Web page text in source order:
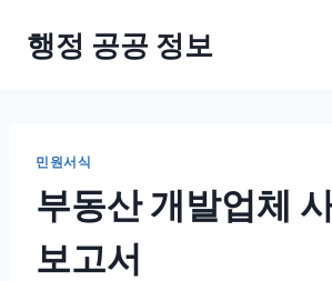
행정 공공 정보
민원서식
부동산 개발업체
보고서